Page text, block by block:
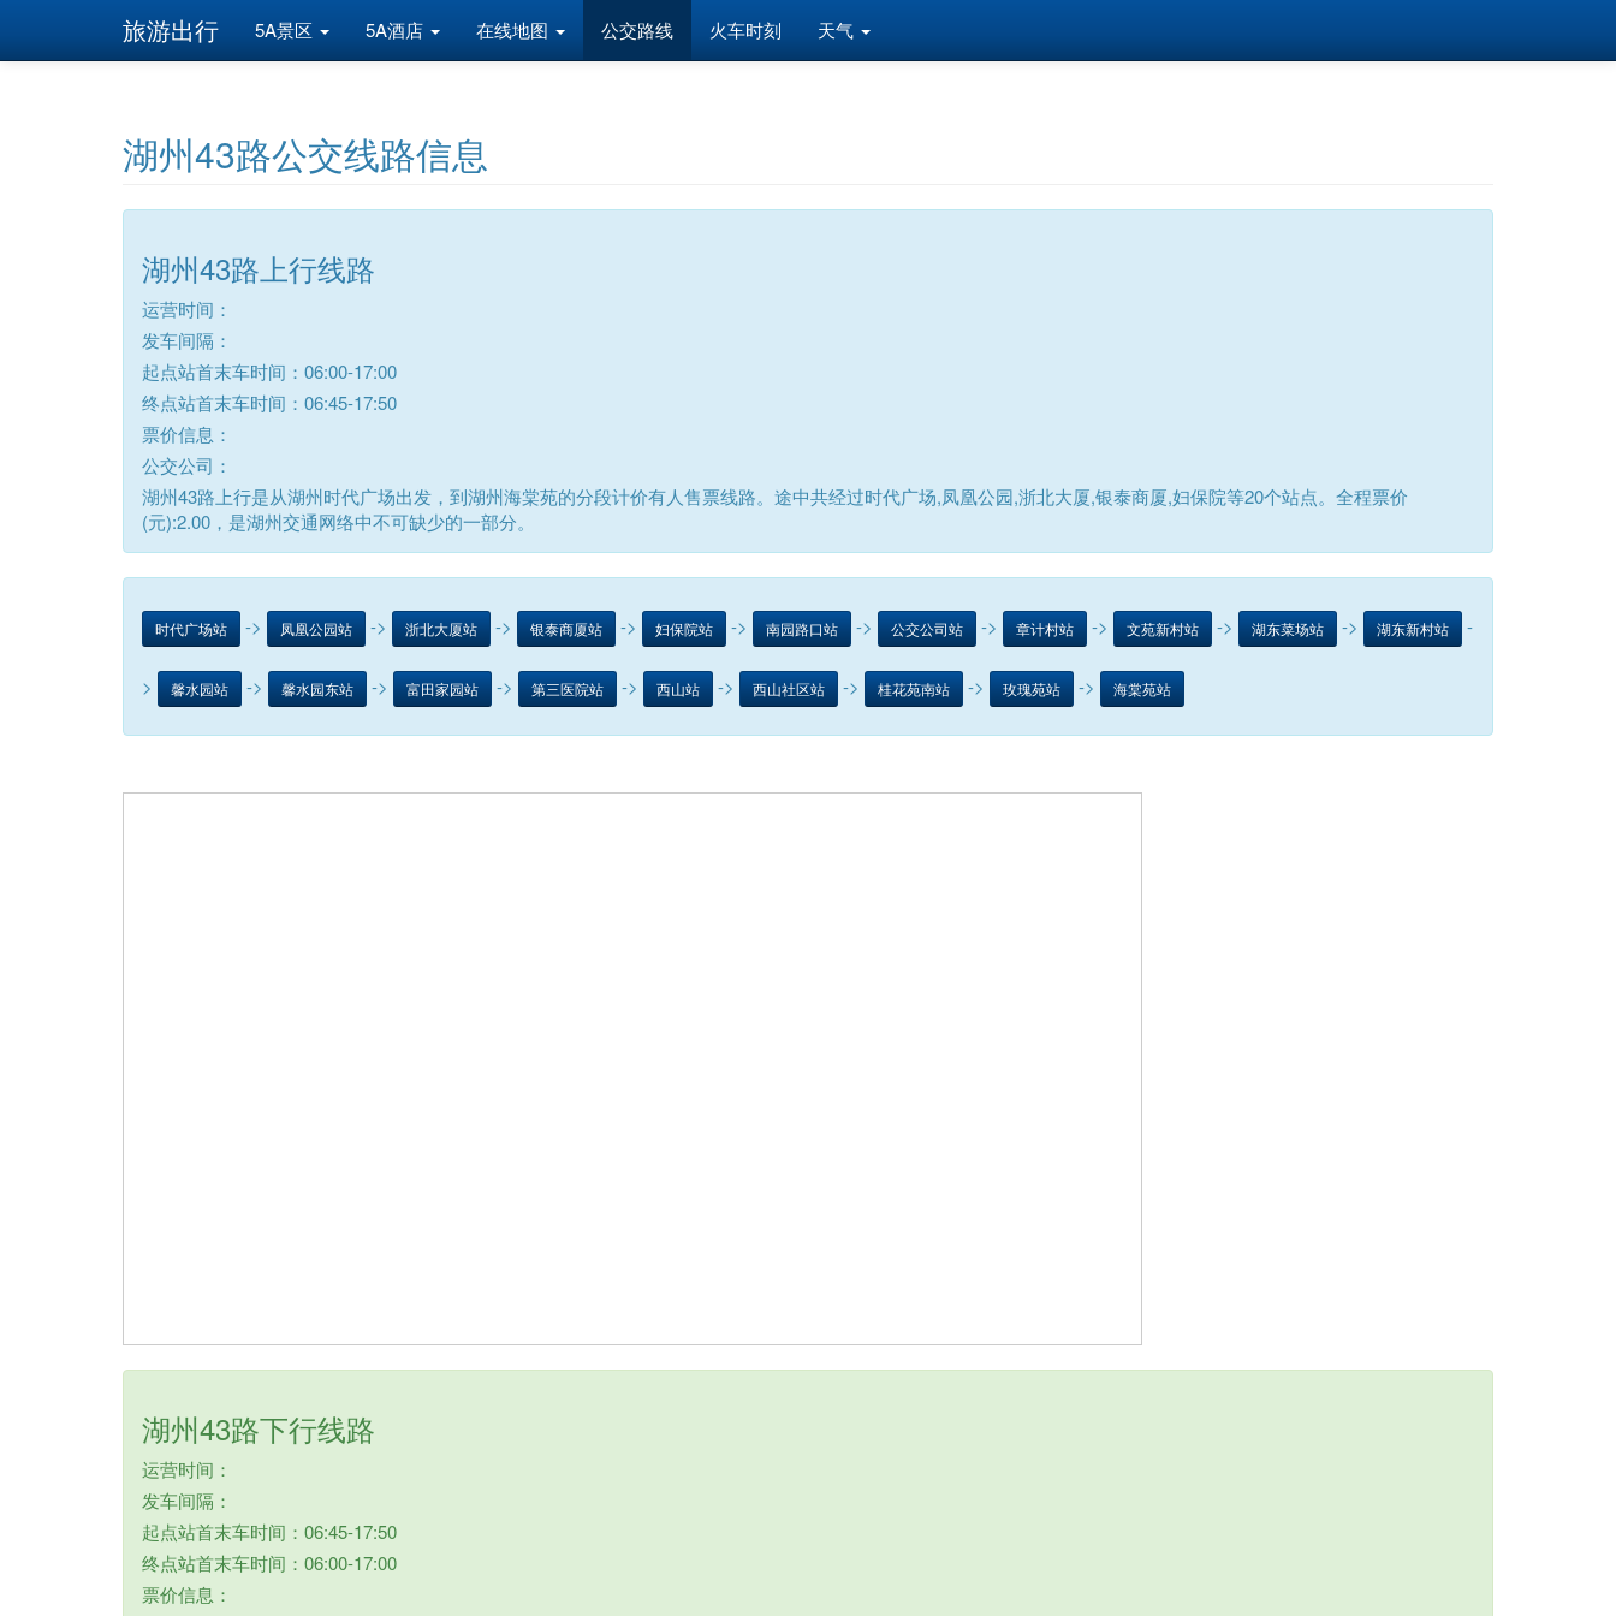
旅游出行 5A景区 5A酒店 在线地图 公交路线 火车时刻 天气
湖州43路公交线路信息
湖州43路上行线路
运营时间：
发车间隔：
起点站首末车时间：06:00-17:00
终点站首末车时间：06:45-17:50
票价信息：
公交公司：
湖州43路上行是从湖州时代广场出发，到湖州海棠苑的分段计价有人售票线路。途中共经过时代广场,凤凰公园,浙北大厦,银泰商厦,妇保院等20个站点。全程票价
(元):2.00，是湖州交通网络中不可缺少的一部分。
时代广场站 -> 凤凰公园站 -> 浙北大厦站 -> 银泰商厦站 -> 妇保院站 -> 南园路口站 -> 公交公司站 -> 章计村站 -> 文苑新村站 -> 湖东菜场站 -> 湖东新村站 -
> 馨水园站 -> 馨水园东站 -> 富田家园站 -> 第三医院站 -> 西山站 -> 西山社区站 -> 桂花苑南站 -> 玫瑰苑站 -> 海棠苑站
湖州43路下行线路
运营时间：
发车间隔：
起点站首末车时间：06:45-17:50
终点站首末车时间：06:00-17:00
票价信息：